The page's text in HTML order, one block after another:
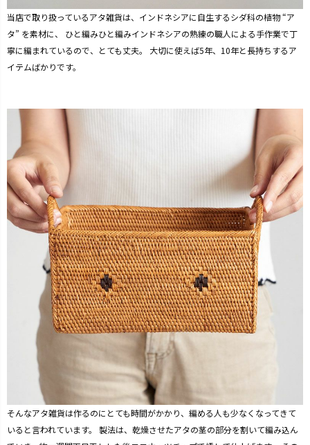
当店で取り扱っているアタ雑貨は、インドネシアに自生するシダ科の植物 “ア
タ” を素材に、 ひと編みひと編みインドネシアの熟練の職人による手作業で丁
寧に編まれているので、とても丈夫。 大切に使えば5年、10年と長持ちするア
イテムばかりです。
そんなアタ雑貨は作るのにとても時間がかかり、編める人も少なくなってきて
いると言われています。 製法は、乾燥させたアタの茎の部分を割いて編み込ん